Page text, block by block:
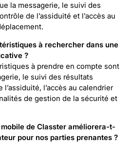
la messagerie, le suivi des
de l’assiduité et l’accès au
à rechercher dans une
?
à prendre en compte sont
le suivi des résultats
l’accès au calendrier
de gestion de la sécurité et
de Classter améliorera-t-
pour nos parties prenantes ?